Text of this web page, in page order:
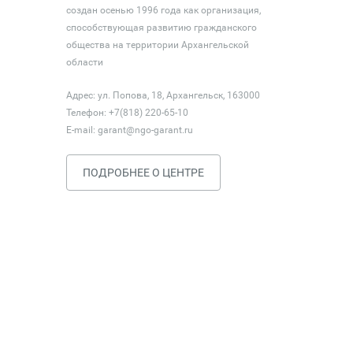
создан осенью 1996 года как организация,
способствующая развитию гражданского
общества на территории Архангельской
области
Адрес: ул. Попова, 18, Архангельск, 163000
Телефон: +7(818) 220-65-10
E-mail: garant@ngo-garant.ru
ПОДРОБНЕЕ О ЦЕНТРЕ